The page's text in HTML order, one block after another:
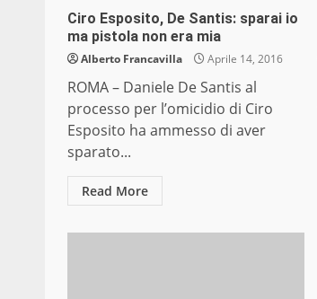
Ciro Esposito, De Santis: sparai io
ma pistola non era mia
Alberto Francavilla Aprile 14, 2016
ROMA – Daniele De Santis al
processo per l’omicidio di Ciro
Esposito ha ammesso di aver
sparato...
Read More